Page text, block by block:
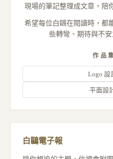
現場的筆記整理成文章，陪
希望每位白鷗在閱讀時，都
些轉彎、期待與不
作品
Logo 設
平面設
白鷗電子報